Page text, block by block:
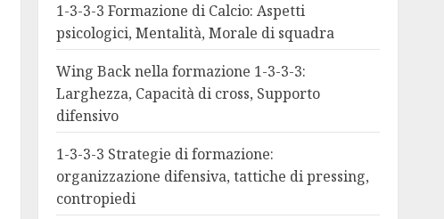
7
1-3-3-3 Ruoli dei Giocatori
Target Man in formazione 1-
3-3-3: Gioco di sosta, Presenza
fisica, Minacce aeree
11/02/2026 0
1-3-3-3 Formazione di Calcio: Aspetti
psicologici, Mentalità, Morale di squadra
Wing Back nella formazione 1-3-3-3:
Larghezza, Capacità di cross, Supporto
difensivo
1-3-3-3 Strategie di formazione:
organizzazione difensiva, tattiche di pressing,
contropiedi